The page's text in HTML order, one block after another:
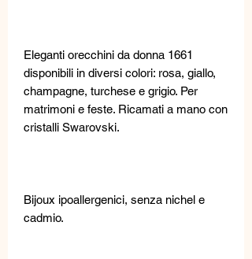
Eleganti orecchini da donna 1661
disponibili in diversi colori: rosa, giallo,
champagne, turchese e grigio. Per
matrimoni e feste. Ricamati a mano con
cristalli Swarovski.
Bijoux ipoallergenici, senza nichel e
cadmio.